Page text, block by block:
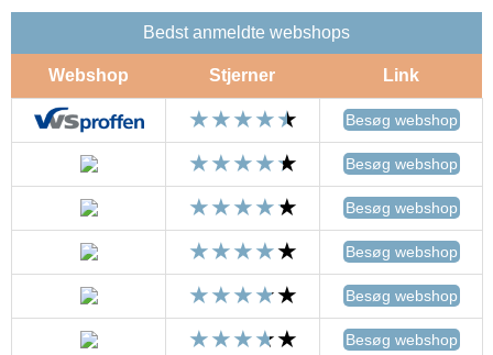
Bedst anmeldte webshops
Webshop Stjerner Link
Besøg webshop
Besøg webshop
Besøg webshop
Besøg webshop
Besøg webshop
Besøg webshop